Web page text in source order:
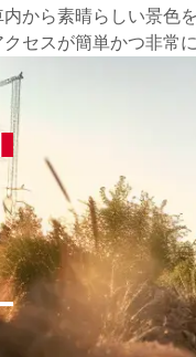
から素晴らしい景色
セスが簡単かつ非常